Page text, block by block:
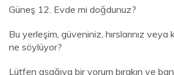
Güneş 12. Evde mi doğdunuz?
Bu yerleşim, güveniniz, hırslarınız veya
ne söylüyor?
Lütfen aşağıya bir yorum bırakın ve